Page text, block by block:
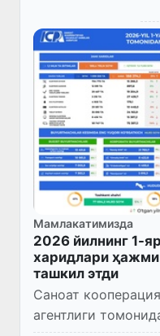
Мамлакатимизда
2026 йилнинг 1-
харидлари
ташкил этди
Саноат
агентлиги